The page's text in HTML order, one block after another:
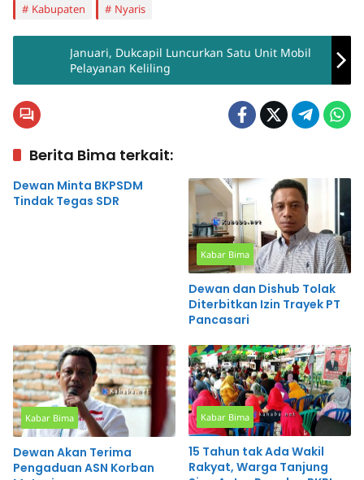
Kabupaten
Nyaris
Januari, Dukcapil Luncurkan Satu Unit Mobil
Pelayanan Keliling
Berita Bima terkait:
Dewan Minta BKPSDM
Tindak Tegas SDR
Kabar Bima
Dewan dan Dishub Tolak
Diterbitkan Izin Trayek PT
Pancasari
Kabar Bima
Dewan Akan Terima
Pengaduan ASN Korban
Kabar Bima
15 Tahun tak Ada Wakil
Rakyat, Warga Tanjung